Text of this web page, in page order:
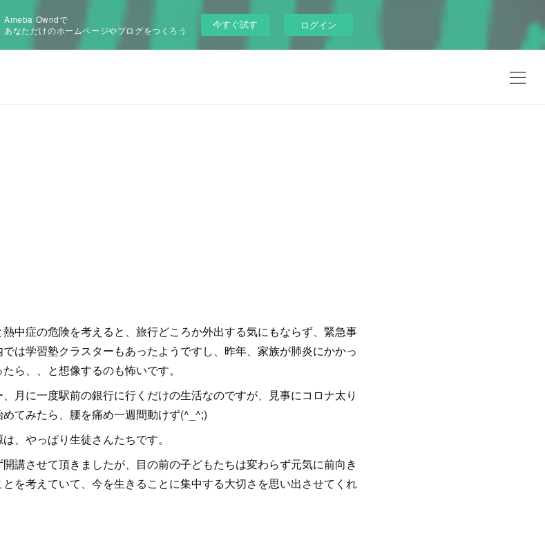
Ameba Owndで
あなただけのホームページやブログをつくろう
今すぐ試す ログイン
中症の危険を考えると、旅行どころか外出する気にもならず、緊急事
は学習塾クラスターもあったようですし、昨年、家族が肺炎にかかっ
ら、、と想像するのも怖いです。
月に一度駅前の銀行に行くだけの生活なのですが、見事にコロナ太り
てみたら、腰を痛め一週間動けず(^_^;)
、やっぱり生徒さんたちです。
講させて頂きましたが、目の前の子どもたちは変わらず元気に前向き
を考えていて、今を生きることに集中する大切さを思い出させてくれ